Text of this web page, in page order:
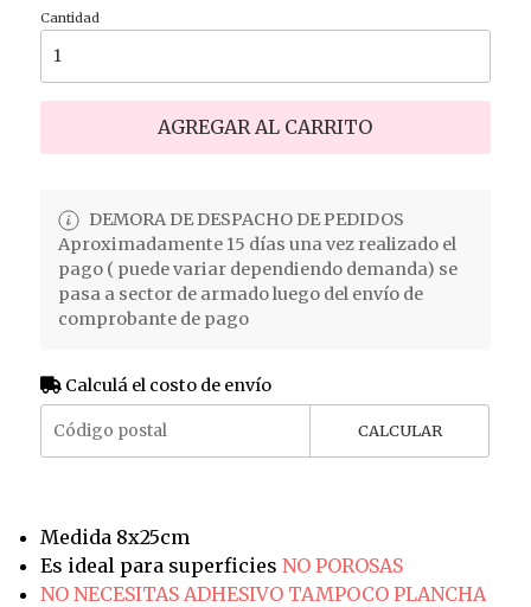
Cantidad
AGREGAR AL CARRITO
DEMORA DE DESPACHO DE PEDIDOS
Aproximadamente 15 días una vez realizado el
pago ( puede variar dependiendo demanda) se
pasa a sector de armado luego del envío de
comprobante de pago
Calculá el costo de envío
CALCULAR
Medida 8x25cm
Es ideal para superficies NO POROSAS
NO NECESITAS ADHESIVO TAMPOCO PLANCHA